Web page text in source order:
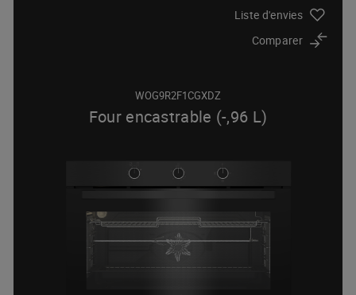
Liste d'envies
Comparer
WOG9R2F1CGXDZ
Four encastrable (-,96 L)